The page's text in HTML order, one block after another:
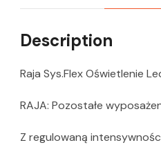
Description
Raja Sys.Flex Oświetlenie
RAJA: Pozostałe
Z regulowaną